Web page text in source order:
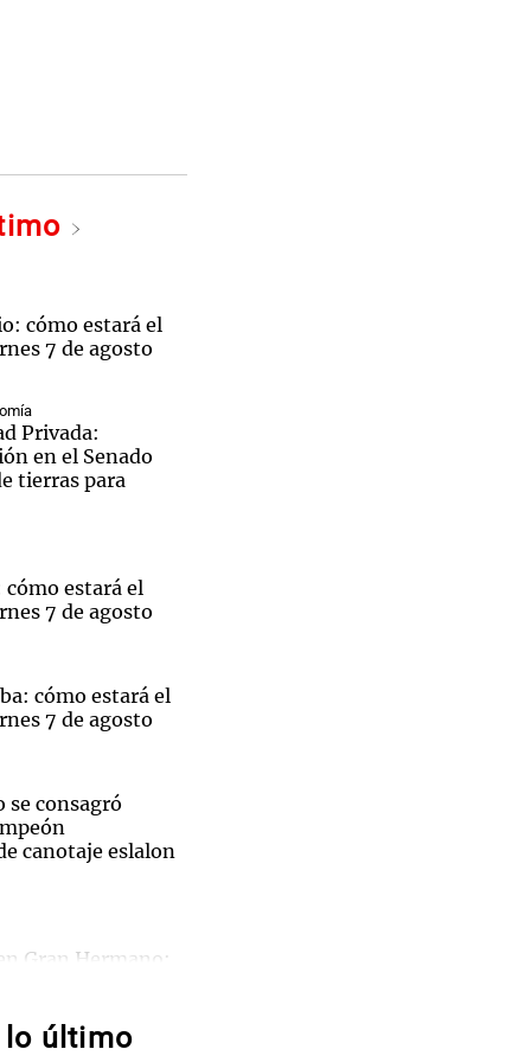
cómo estará el
7 de agosto
Privada:
en el Senado
tierras para
cómo estará el
7 de agosto
cómo estará el
7 de agosto
se consagró
canotaje eslalon
Gran Hermano:
lo último
traje
en el